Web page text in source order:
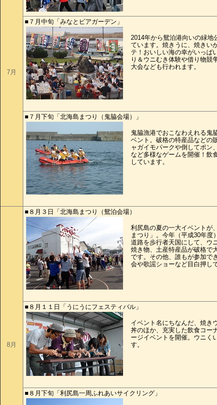
7月
■７月中旬「みなとビアガーデン」
2014年から鴛泊港向いの緑地
ています。焼きうに、焼きい
テ！おいしい海の幸がいっぱ
り＆ウニむき体験や借り物競
大会なども行われます。
■７月下旬「北海島まつり（鬼脇会場）」
鬼脇漁港でおこなわえれる鬼
ベント。破格の特産品などの
ャガイモパークや倒してポン
など多様なゲームを開催！飲
しています。
8月
■８月３日「北海島まつり（鴛泊会場）
利尻島の夏の一大イベントが
まつり」。今年（平成30年度
道路を歩行者天国にして、ウ
焼き物、土産特産品が破格で
です。その他、誰もが参加で
会や歌謡ショーなど目白押し
■８月１１日「うにうにフェスティバル」
イベント名にちなんだ、焼き
丼のほか、充実した飲食コー
ージイベントを開催。ウニく
す。
■８月下旬「利尻島一周ふれあいサイクリング」